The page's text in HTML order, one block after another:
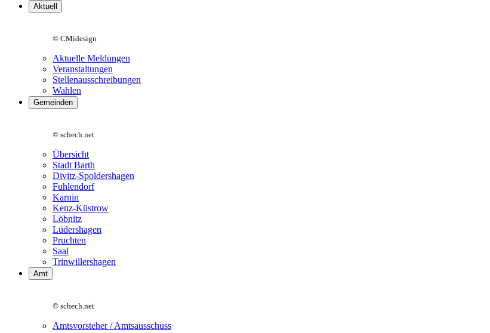
Aktuell
© CMidesign
Aktuelle Meldungen
Veranstaltungen
Stellenausschreibungen
Wahlen
Gemeinden
© schech.net
Übersicht
Stadt Barth
Divitz-Spoldershagen
Fuhlendorf
Karnin
Kenz-Küstrow
Löbnitz
Lüdershagen
Pruchten
Saal
Trinwillershagen
Amt
© schech.net
Amtsvorsteher / Amtsausschuss